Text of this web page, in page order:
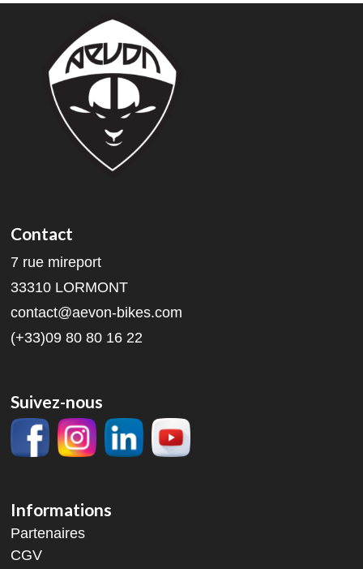
Contact
7 rue mireport
33310 LORMONT
contact@aevon-bikes.com
(+33)09 80 80 16 22
Suivez-nous
Informations
Partenaires
CGV